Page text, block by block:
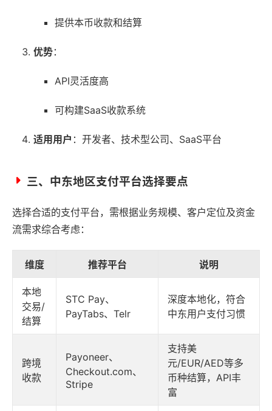
提供本币收款和结算
优势：
API灵活度高
可构建SaaS收款系统
适用用户 ：开发者、技术型公司、SaaS平台
三、中东地区支付平台选择要点
选择合适的支付平台，需根据业务规模、客户定位及资金
流需求综合考虑：
维度 推荐平台 说明
本地
交易/
结算
STC Pay、
PayTabs、Telr
深度本地化，符合
中东用户支付习惯
跨境
收款
Payoneer、
Checkout.com、
Stripe
支持美
元/EUR/AED等多
币种结算，API丰
富